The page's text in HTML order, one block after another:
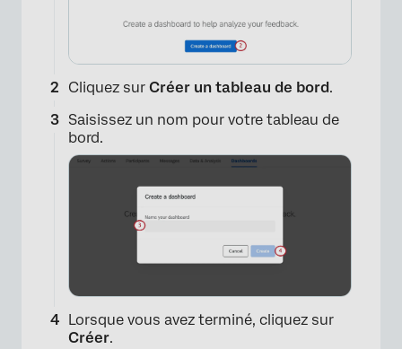
Cliquez sur Créer un tableau de bord.
Saisissez un nom pour votre tableau de
bord.
Lorsque vous avez terminé, cliquez sur
Créer.